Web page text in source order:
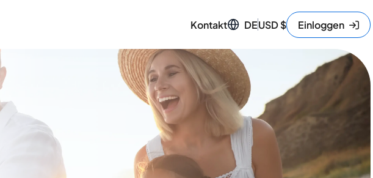
Kontakt DEUSD$ Einloggen